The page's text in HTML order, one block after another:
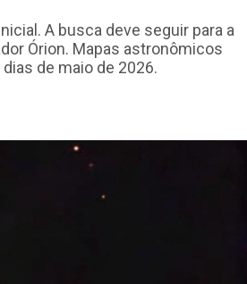
A busca deve seguir para a
Órion. Mapas astronômicos
de maio de 2026.